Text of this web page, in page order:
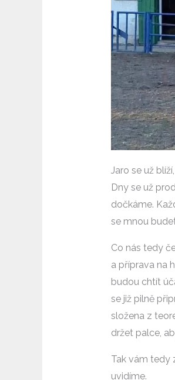
Jaro se už
Dny se už
dočkáme.
se mnou
Co nás tedy
a příprava na
budou chtít
se již pilně
složena z
držet palce,
Tak vám tedy
uvidíme.